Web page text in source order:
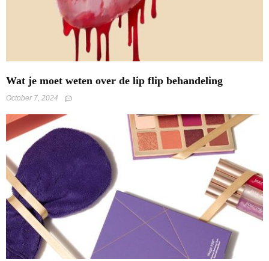
Wat je moet weten over de lip flip behandeling
October 7, 2024